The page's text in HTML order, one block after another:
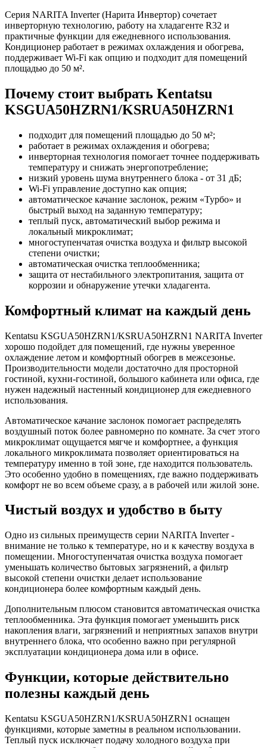
Серия NARITA Inverter (Нарита Инвертор) сочетает
инверторную технологию, работу на хладагенте R32 и
практичные функции для ежедневного использования.
Кондиционер работает в режимах охлаждения и обогрева,
поддерживает Wi-Fi как опцию и подходит для помещений
площадью до 50 м².
Почему стоит выбрать Kentatsu
KSGUA50HZRN1/KSRUA50HZRN1
подходит для помещений площадью до 50 м²;
работает в режимах охлаждения и обогрева;
инверторная технология помогает точнее поддерживать
температуру и снижать энергопотребление;
низкий уровень шума внутреннего блока - от 31 дБ;
Wi-Fi управление доступно как опция;
автоматическое качание заслонок, режим «Турбо» и
быстрый выход на заданную температуру;
теплый пуск, автоматический выбор режима и
локальный микроклимат;
многоступенчатая очистка воздуха и фильтр высокой
степени очистки;
автоматическая очистка теплообменника;
защита от нестабильного электропитания, защита от
коррозии и обнаружение утечки хладагента.
Комфортный климат на каждый день
Kentatsu KSGUA50HZRN1/KSRUA50HZRN1 NARITA Inverter
хорошо подойдет для помещений, где нужны уверенное
охлаждение летом и комфортный обогрев в межсезонье.
Производительности модели достаточно для просторной
гостиной, кухни-гостиной, большого кабинета или офиса, где
нужен надежный настенный кондиционер для ежедневного
использования.
Автоматическое качание заслонок помогает распределять
воздушный поток более равномерно по комнате. За счет этого
микроклимат ощущается мягче и комфортнее, а функция
локального микроклимата позволяет ориентироваться на
температуру именно в той зоне, где находится пользователь.
Это особенно удобно в помещениях, где важно поддерживать
комфорт не во всем объеме сразу, а в рабочей или жилой зоне.
Чистый воздух и удобство в быту
Одно из сильных преимуществ серии NARITA Inverter -
внимание не только к температуре, но и к качеству воздуха в
помещении. Многоступенчатая очистка воздуха помогает
уменьшать количество бытовых загрязнений, а фильтр
высокой степени очистки делает использование
кондиционера более комфортным каждый день.
Дополнительным плюсом становится автоматическая очистка
теплообменника. Эта функция помогает уменьшить риск
накопления влаги, загрязнений и неприятных запахов внутри
внутреннего блока, что особенно важно при регулярной
эксплуатации кондиционера дома или в офисе.
Функции, которые действительно
полезны каждый день
Kentatsu KSGUA50HZRN1/KSRUA50HZRN1 оснащен
функциями, которые заметны в реальном использовании.
Теплый пуск исключает подачу холодного воздуха при